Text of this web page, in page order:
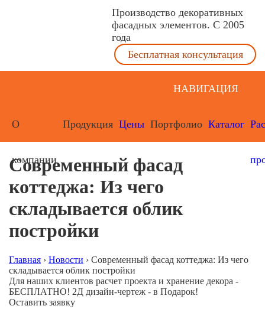
Производство декоративных
фасадных элементов. С 2005
года
Бесплатная консультация
НАВИГАЦИЯ
О
компании
Продукция Цены Портфолио Каталог
Современный фасад
коттеджа: Из чего
складывается облик
постройки
Главная › Новости › Современный фасад коттеджа: Из чего
складывается облик постройки
Для наших клиентов расчет проекта и хранение декора -
БЕСПЛАТНО! 2Д дизайн-чертеж - в Подарок!
Оставить заявку